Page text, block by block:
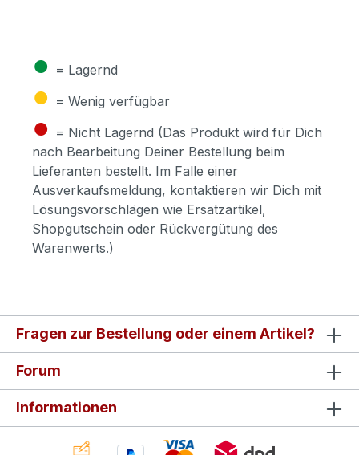
● = Lagernd
● = Wenig verfügbar
● = Nicht Lagernd (Das Produkt wird für Dich
nach Bearbeitung Deiner Bestellung beim
Lieferanten bestellt. Im Falle einer
Ausverkaufsmeldung, kontaktieren wir Dich mit
Lösungsvorschlägen wie Ersatzartikel,
Shopgutschein oder Rückvergütung des
Warenwerts.)
Fragen zur Bestellung oder einem Artikel?
Forum
Informationen